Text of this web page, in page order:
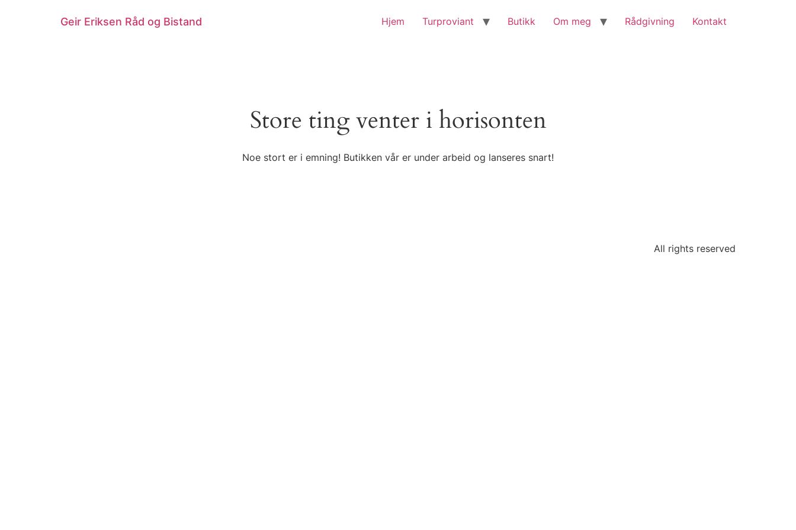
Geir Eriksen Råd og Bistand Hjem Turproviant Butikk Om meg Rådgivning Kontakt
Store ting venter i horisonten
Noe stort er i emning! Butikken vår er under arbeid og lanseres snart!
All rights reserved